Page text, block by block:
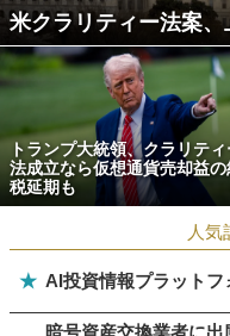
米クラリティー法案
トランプ大統領、クラリティ
法成立なら仮想通貨売却益の
税延期も
人気
★ AI投資情報プラット